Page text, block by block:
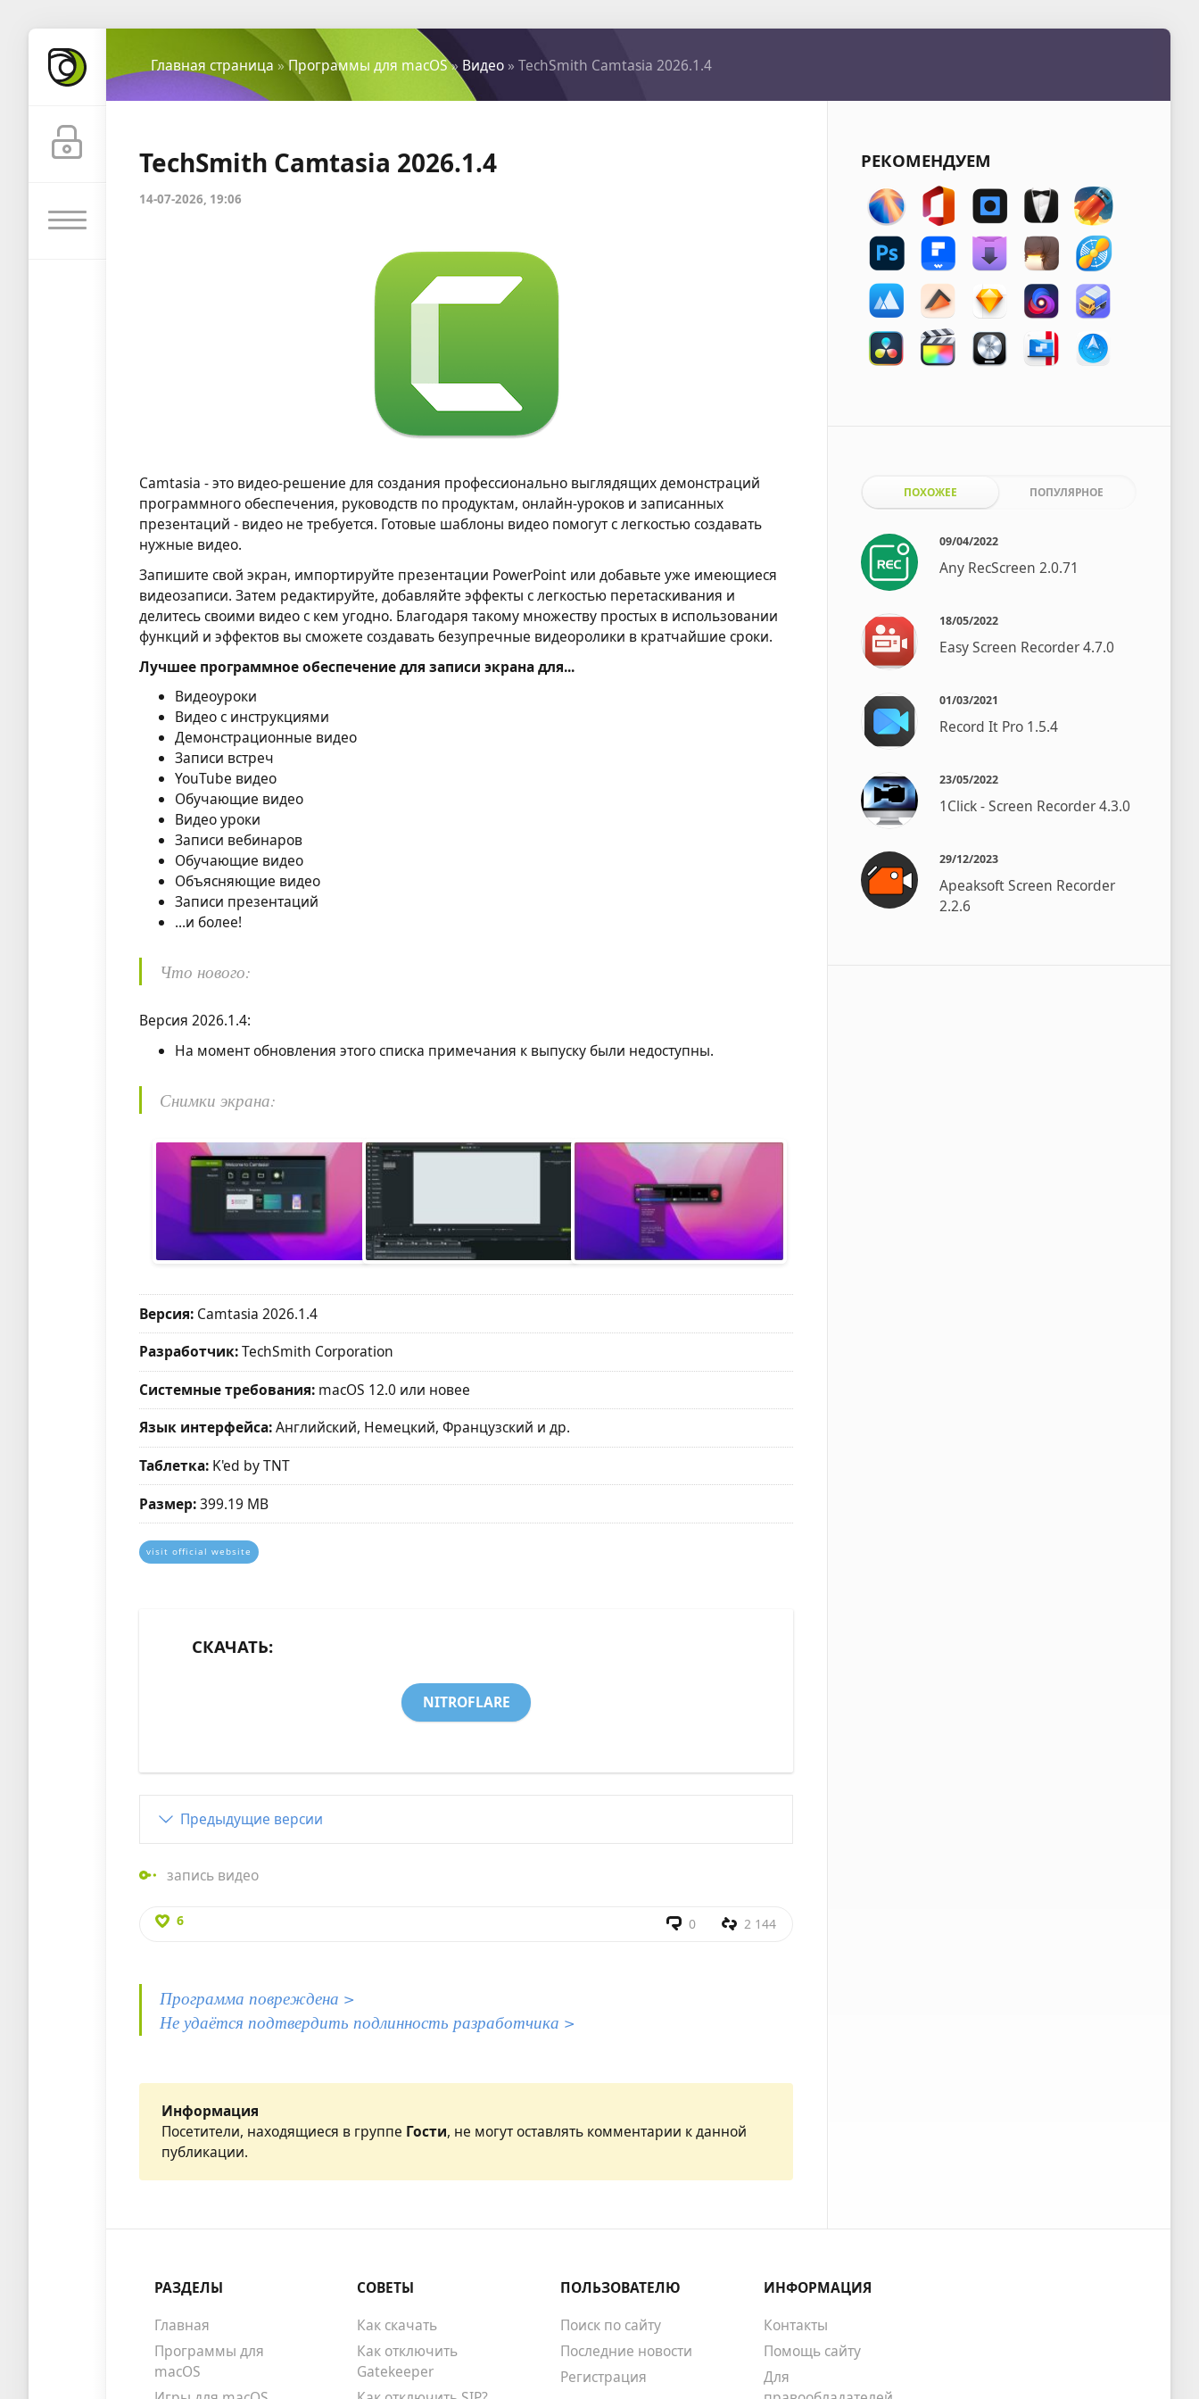
Главная страница »Программы для macOS» Видео» TechSmith Camtasia 2026.1.4
TechSmith Camtasia 2026.1.4
14-07-2026, 19:06
Camtasia - это видео-решение для создания профессионально выглядящих демонстраций
программного обеспечения, руководств по продуктам, онлайн-уроков и записанных
презентаций - видео не требуется. Готовые шаблоны видео помогут с легкостью создавать
нужные видео.
Запишите свой экран, импортируйте презентации PowerPoint или добавьте уже имеющиеся
видеозаписи. Затем редактируйте, добавляйте эффекты с легкостью перетаскивания и
делитесь своими видео с кем угодно. Благодаря такому множеству простых в использовании
функций и эффектов вы сможете создавать безупречные видеоролики в кратчайшие сроки.
Лучшее программное обеспечение для записи экрана для...
Видеоуроки
Видео с инструкциями
Демонстрационные видео
Записи встреч
YouTube видео
Обучающие видео
Видео уроки
Записи вебинаров
Обучающие видео
Объясняющие видео
Записи презентаций
...и более!
Что нового:
Версия 2026.1.4:
На момент обновления этого списка примечания к выпуску были недоступны.
Снимки экрана:
Версия: Camtasia 2026.1.4
Разработчик:TechSmith Corporation
Системные требования: macOS 12.0 или новее
Язык интерфейса:Английский, Немецкий, Французский и др.
Таблетка: K'ed by TNT
Размер:399.19 MB
visit official website
СКАЧАТЬ:
NITROFLARE
Предыдущие версии
запись видео
6 0 2 144
Программа повреждена >
Не удаётся подтвердить подлинность разработчика >
Информация
Посетители, находящиеся в группе Гости, не могут оставлять комментарии к данной
публикации.
РЕКОМЕНДУЕМ
ПОХОЖЕЕ ПОПУЛЯРНОЕ
09/04/2022
Any RecScreen 2.0.71
18/05/2022
Easy Screen Recorder 4.7.0
01/03/2021
Record It Pro 1.5.4
23/05/2022
1Click - Screen Recorder 4.3.0
29/12/2023
Apeaksoft Screen Recorder
2.2.6
РАЗДЕЛЫ
Главная
Программы для
macOS
СОВЕТЫ
Как скачать
Как отключить
Gatekeeper
ПОЛЬЗОВАТЕЛЮ
Поиск по сайту
Последние новости
Регистрация
ИНФОРМАЦИЯ
Контакты
Помощь сайту
Для